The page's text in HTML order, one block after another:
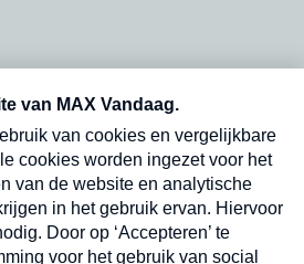
en dinsdagochtend in
Verzend